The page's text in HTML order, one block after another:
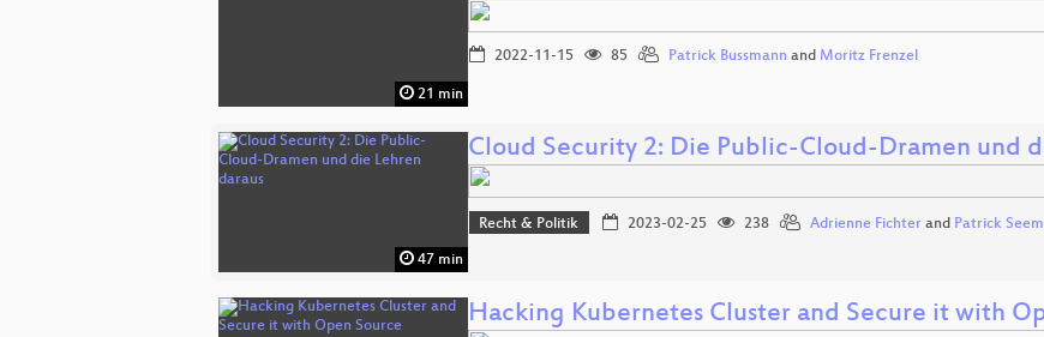
21 min
2022-11-15 85 Patrick Bussmann and Moritz Frenzel
47 min
Cloud Security 2: Die Public-Cloud-Dramen und
Recht & Politik 2023-02-25 238 Adrienne Fichterand Patrick
Hacking Kubernetes Cluster and Secure it with